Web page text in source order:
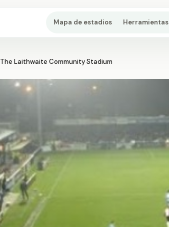
Mapa de estadios Herramientas
The Laithwaite Community Stadium